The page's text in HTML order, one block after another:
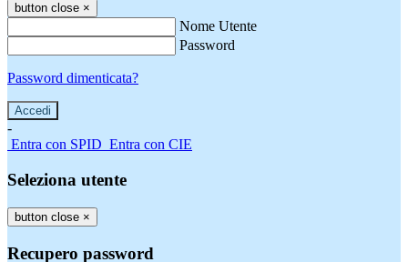
button close ×
Nome Utente
Password
Password dimenticata?
-
Entra con SPID Entra con CIE
Seleziona utente
button close ×
Recupero password